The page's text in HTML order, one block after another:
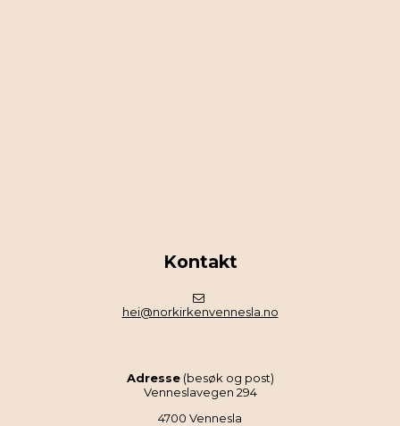
Kontakt
hei@norkirkenvennesla.no
Adresse(besøk og post)
Venneslavegen 294
4700 Vennesla